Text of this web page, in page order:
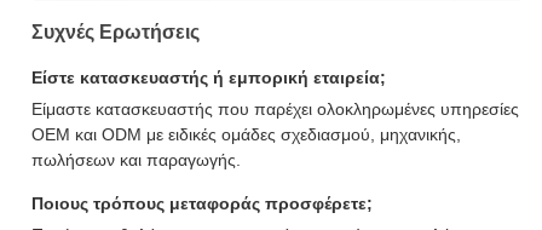
Συχνές Ερωτήσεις
Είστε κατασκευαστής ή εμπορική εταιρεία;
Είμαστε κατασκευαστής που παρέχει ολοκληρωμένες υπηρεσίες
OEM και ODM με ειδικές ομάδες σχεδιασμού, μηχανικής,
πωλήσεων και παραγωγής.
Ποιους τρόπους μεταφοράς προσφέρετε;